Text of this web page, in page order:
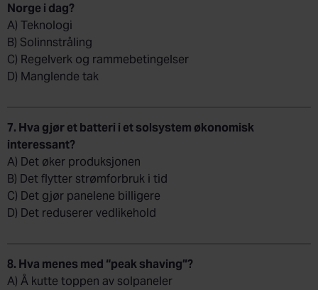
Norge i dag?
A) Teknologi
B) Solinnstråling
C) Regelverk og rammebetingelser
D) Manglende tak
7. Hva gjør et batteri i et solsystem økonomisk
interessant?
A) Det øker produksjonen
B) Det flytter strømforbruk i tid
C) Det gjør panelene billigere
D) Det reduserer vedlikehold
8. Hva menes med “peak shaving”?
A) Å kutte toppen av solpaneler